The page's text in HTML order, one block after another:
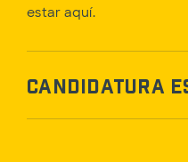
estar aquí.
Candidatura